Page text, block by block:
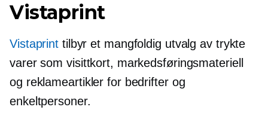
Vistaprint
Vistaprint tilbyr et mangfoldig utvalg av trykte
varer som visittkort, markedsføringsmateriell
og reklameartikler for bedrifter og
enkeltpersoner.